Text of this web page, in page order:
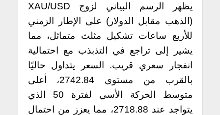
يظهر الرسم البياني لزوج XAU/USD
(الذهب مقابل الدولار) على الإطار الزمني
للأربع ساعات تشكيل مثلث متماثل، مما
يشير إلى تراجع في التذبذب مع احتمالية
انفجار سعري قريب. السعر يتداول حاليًا
بالقرب من مستوى 2742.84، أعلى
متوسط الحركة الأسي لفترة 50 الذي
يتواجد عند 2718.88، مما يعزز من احتمال